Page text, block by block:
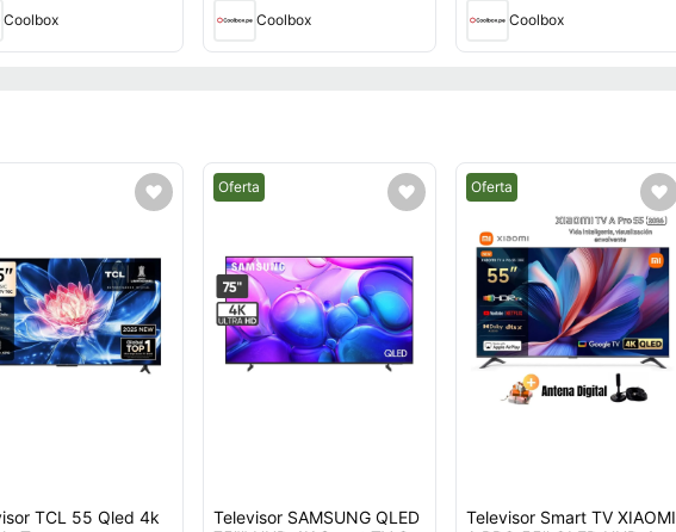
Coolbox Coolbox Coolbox
TCL 55 Qled 4k
Mejor precio.
Oferta
Televisor SAMSUNG QLED
Mejor precio.
Oferta
Televisor Smart TV XIAOMI